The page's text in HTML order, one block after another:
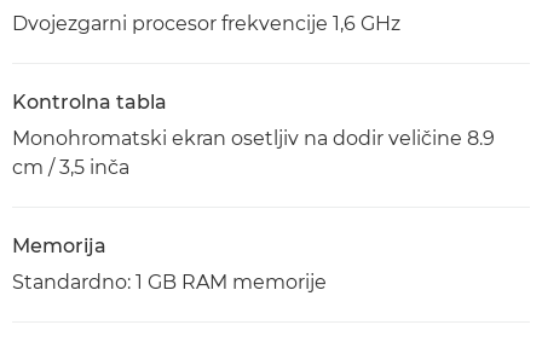
Dvojezgarni procesor frekvencije 1,6 GHz
Kontrolna tabla
Monohromatski ekran osetljiv na dodir veličine 8.9
cm / 3,5 inča
Memorija
Standardno: 1 GB RAM memorije